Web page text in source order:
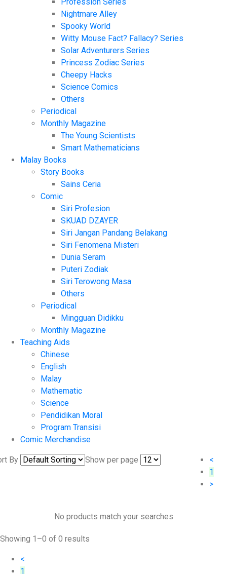
Nightmare Alley
Spooky World
Witty Mouse Fact? Fallacy? Series
Solar Adventurers Series
Princess Zodiac Series
Cheepy Hacks
Science Comics
Others
Periodical
Monthly Magazine
The Young Scientists
Smart Mathematicians
Malay Books
Story Books
Sains Ceria
Comic
Siri Profesion
SKUAD DZAYER
Siri Jangan Pandang Belakang
Siri Fenomena Misteri
Dunia Seram
Puteri Zodiak
Siri Terowong Masa
Others
Periodical
Mingguan Didikku
Monthly Magazine
Teaching Aids
Chinese
English
Malay
Mathematic
Science
Pendidikan Moral
Program Transisi
Comic Merchandise
By Show per page
<
1
>
No products match your searches
Showing 1–0 of 0 results
<
1